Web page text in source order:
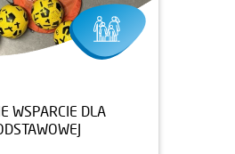
WSPARCIE DLA